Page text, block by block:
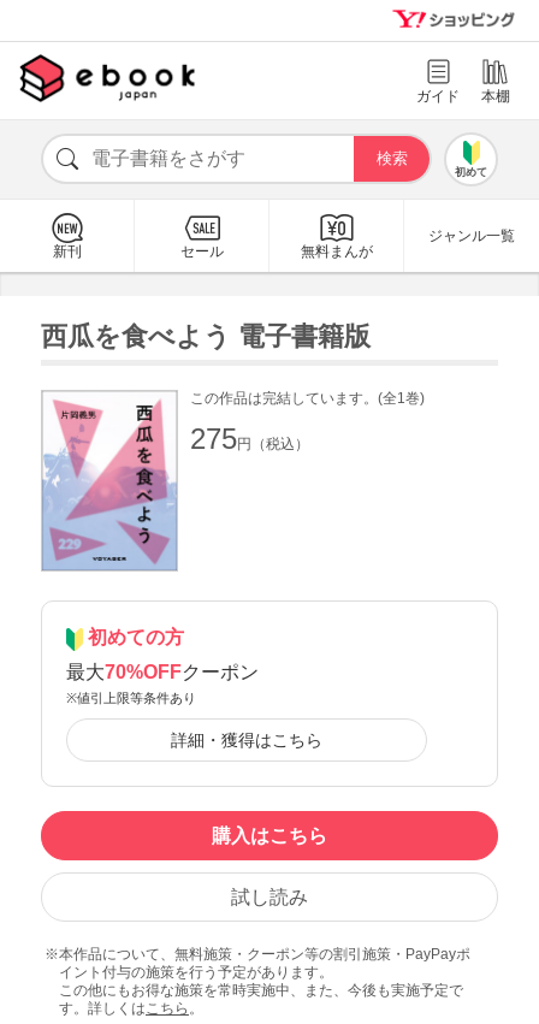
ガイド 本棚
初めて
新刊 セール 無料まんが
ジャンル一覧
西瓜を食べよう 電子書籍版
この作品は完結しています。(全1巻)
275円（税込）
初めての方
最大70%OFFクーポン
※値引上限等条件あり
詳細・獲得はこちら
購入はこちら
試し読み
本作品について、無料施策・クーポン等の割引施策・PayPayポ
イント付与の施策を行う予定があります。
この他にもお得な施策を常時実施中、また、今後も実施予定で
す。詳しくは こちら 。